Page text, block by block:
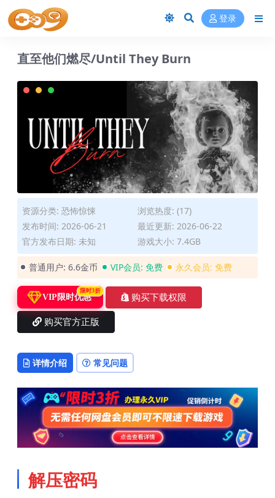
登录
直至他们燃尽/Until They Burn
资源分类: 恐怖惊悚
浏览热度: (17)
发布时间: 2026-06-21
最近更新: 2026-06-22
官方发布日期: 未知
游戏大小: 7.4GB
普通用户: 6.6金币 VIP会员: 免费 永久会员: 免费
VIP限时优惠
限时3折
购买下载权限
购买官方正版
详情介绍 常见问题
解压密码